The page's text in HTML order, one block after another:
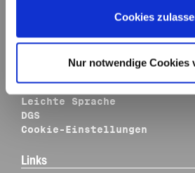
Cookies
Nur notwendige Cookies
Disclaimer
Datenschutz
Sitemap
Leichte Sprache
DGS
Cookie-Einstellungen
Links